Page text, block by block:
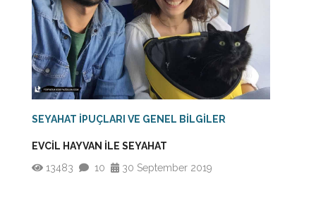
SEYAHAT İPUÇLARI VE GENEL BİLGİLER
EVCİL HAYVAN İLE SEYAHAT
13483
10 30 September 2019